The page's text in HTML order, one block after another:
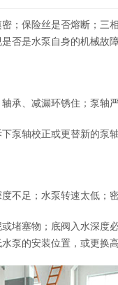
；保险丝是否熔断；三
否是水泵自身的机械故障
承、减漏环锈住；泵轴
泵轴校正或更替新的泵轴
不足；水泵转速太低；
堵塞物；底阀入水深度
泵的安装位置，或更换高